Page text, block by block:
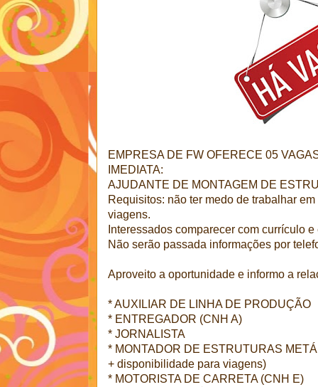
EMPRESA DE FW OFERECE 05
IMEDIATA:
AJUDANTE DE MONTAGEM DE
Requisitos: não ter medo de trabalhar
viagens.
Interessados comparecer com currículo
Não serão passada informações por
Aproveito a oportunidade e informo a
* AUXILIAR DE LINHA DE PRODUÇÃO
* ENTREGADOR (CNH A)
* JORNALISTA
* MONTADOR DE ESTRUTURAS
+ disponibilidade para viagens)
* MOTORISTA DE CARRETA (CNH E)